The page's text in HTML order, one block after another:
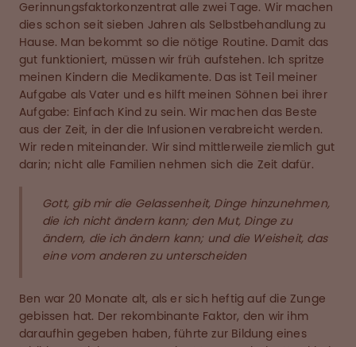
Gerinnungsfaktorkonzentrat alle zwei Tage. Wir machen
dies schon seit sieben Jahren als Selbstbehandlung zu
Hause. Man bekommt so die nötige Routine. Damit das
gut funktioniert, müssen wir früh aufstehen. Ich spritze
meinen Kindern die Medikamente. Das ist Teil meiner
Aufgabe als Vater und es hilft meinen Söhnen bei ihrer
Aufgabe: Einfach Kind zu sein. Wir machen das Beste
aus der Zeit, in der die Infusionen verabreicht werden.
Wir reden miteinander. Wir sind mittlerweile ziemlich gut
darin; nicht alle Familien nehmen sich die Zeit dafür.
Gott, gib mir die Gelassenheit, Dinge hinzunehmen,
die ich nicht ändern kann; den Mut, Dinge zu
ändern, die ich ändern kann; und die Weisheit, das
eine vom anderen zu unterscheiden
Ben war 20 Monate alt, als er sich heftig auf die Zunge
gebissen hat. Der rekombinante Faktor, den wir ihm
daraufhin gegeben haben, führte zur Bildung eines